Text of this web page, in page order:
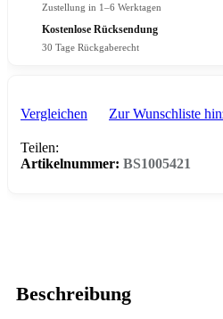
Zustellung in 1–6 Werktagen
Kostenlose Rücksendung
30 Tage Rückgaberecht
Vergleichen Zur Wunschliste
Teilen:
Artikelnummer: BS1005421
Beschreibung